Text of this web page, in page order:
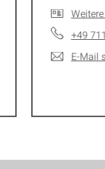
+49
E-Mail